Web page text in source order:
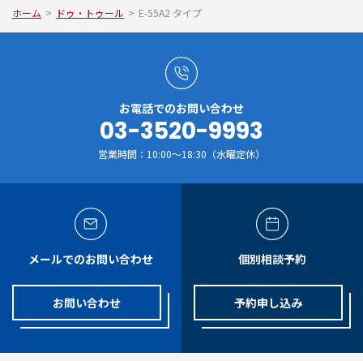
ホーム > ドゥ・トゥール > E-55A2 タイプ
お電話でのお問い合わせ
03-3520-9993
営業時間：10:00～18:30（水曜定休）
メールでのお問い合わせ
お問い合わせ
個別相談予約
予約申し込み